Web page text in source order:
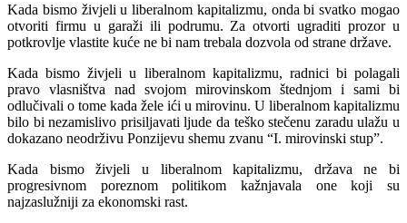
Kada bismo živjeli u liberalnom kapitalizmu, onda bi svatko mogao
otvoriti firmu u garaži ili podrumu. Za otvorti ugraditi prozor u
potkrovlje vlastite kuće ne bi nam trebala dozvola od strane države.
Kada bismo živjeli u liberalnom kapitalizmu, radnici bi polagali
pravo vlasništva nad svojom mirovinskom štednjom i sami bi
odlučivali o tome kada žele ići u mirovinu. U liberalnom kapitalizmu
bilo bi nezamislivo prisiljavati ljude da teško stečenu zaradu ulažu u
dokazano neodrživu Ponzijevu shemu zvanu “I. mirovinski stup”.
Kada bismo živjeli u liberalnom kapitalizmu, država ne bi
progresivnom poreznom politikom kažnjavala one koji su
najzaslužniji za ekonomski rast.